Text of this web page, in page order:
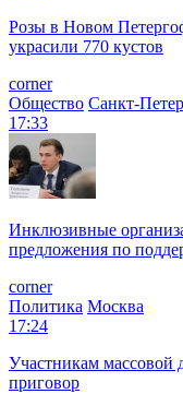
Розы в Новом
украсили 770 кустов
corner
Общество Санкт-
17:33
Инклюзивные
предложения по
corner
Политика Москва
17:24
Участникам массовой
приговор